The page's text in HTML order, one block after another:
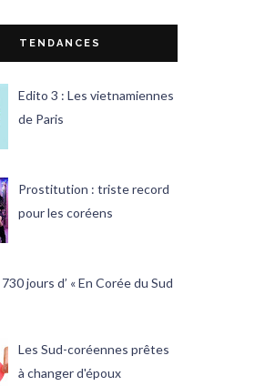
TENDANCES
Edito 3 : Les vietnamiennes
de Paris
Prostitution : triste record
pour les coréens
jours d’ « En Corée du Sud
Les Sud-coréennes prêtes
à changer d'époux